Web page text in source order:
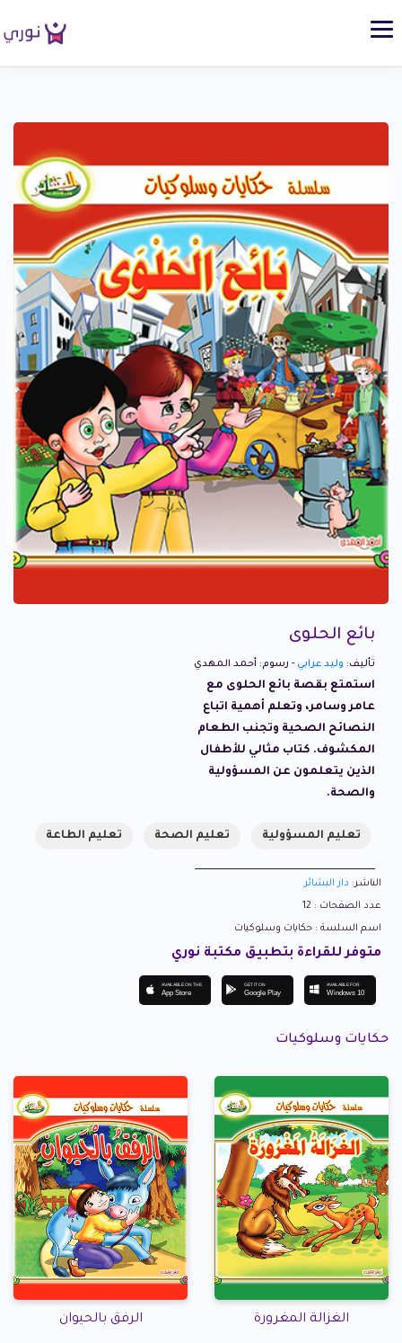
بائع الحلوى
تأليف: وليد عرابي - رسوم: أحمد المهدي
استمتع بقصة بائع الحلوى مع
عامر وسامر، وتعلم أهمية اتباع
النصائح الصحية وتجنب الطعام
المكشوف. كتاب مثالي للأطفال
الذين يتعلمون عن المسؤولية
والصحة.
تعليم المسؤولية تعليم الصحة تعليم الطاعة
الناشر: دار البشائر
عدد الصفحات : 12
اسم السلسة : حكايات وسلوكيات
متوفر للقراءة بتطبيق مكتبة نوري
AVAILABLE ON THE
App Store
GET IT ON
Google Play
AVAILABLE FOR
Windows 10
حكايات وسلوكيات
الغزالة المغرورة الرفق بالحيوان